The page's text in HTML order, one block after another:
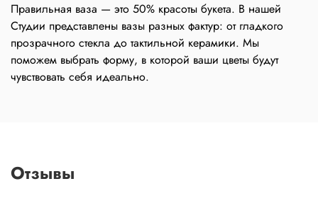
Правильная ваза — это 50% красоты букета. В нашей
Студии представлены вазы разных фактур: от гладкого
прозрачного стекла до тактильной керамики. Мы
поможем выбрать форму, в которой ваши цветы будут
чувствовать себя идеально.
Отзывы